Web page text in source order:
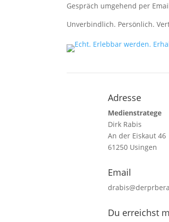
Gespräch umgehend per
Unverbindlich. Persönlich.
Adresse
Medienstratege
Dirk Rabis
An der Eiskaut 46
61250 Usingen
Email
Du erreichst